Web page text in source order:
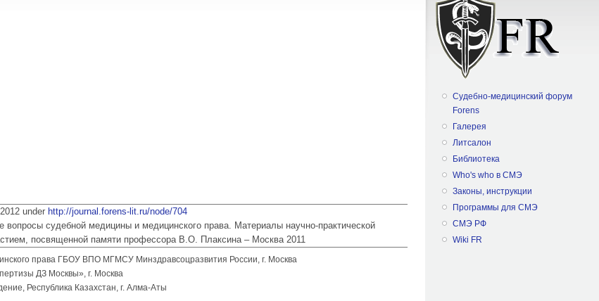
under http://journal.forens-lit.ru/node/704
вопросы судебной медицины и медицинского права. Материалы научно-практической
посвященной памяти профессора В.О. Плаксина – Москва 2011
права ГБОУ ВПО МГМСУ Минздравсоцразвития России, г. Москва
ДЗ Москвы», г. Москва
Республика Казахстан, г. Алма-Аты
Судебно-медицинский форум
Forens
Галерея
Литсалон
Библиотека
Who's who в СМЭ
Законы, инструкции
Программы для СМЭ
СМЭ РФ
Wiki FR